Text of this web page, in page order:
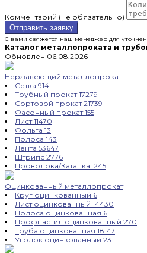
Комментарий (не обязательно)
Отправить заявку
С вами свяжется наш менеджер для
Каталог металлопроката и
Обновлен 06.08.2026
Нержавеющий металлопрокат
Сетка 914
Трубный прокат17279
Сортовой прокат21739
Фасонный прокат155
Лист11470
Фольга 13
Полоса 143
Лента 53647
Штрипс 2776
Проволока/Катанка 245
Оцинкованный металлопрокат
Круг оцинкованный 6
Лист оцинкованный 14430
Полоса оцинкованная 6
Профнастил оцинкованный 270
Труба оцинкованная 18147
Уголок оцинкованный 23